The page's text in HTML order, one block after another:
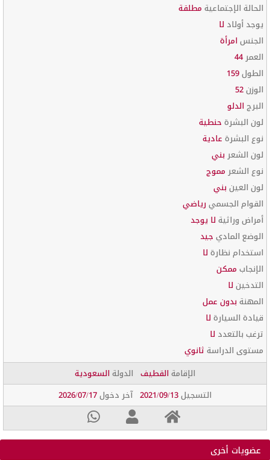
الحالة الإجتماعية مطلقة
يوجد أولاد لا
الجنسامرأة
العمر44
الطول159
الوزن52
البرجالدلو
لون البشرة حنطية
نوع البشرة عادية
لون الشعربني
نوع الشعر مموج
لون العينبني
القوام الجسميرياضي
أمراض وراثيةلا يوجد
الوضع المادي جيد
استخدام نظارةلا
الإنجاب ممكن
التدخينلا
المهنةبدون عمل
قيادة السيارةلا
ترغب بالتعدد لا
مستوى الدراسة ثانوي
الإقامةالقطيف الدولةالسعودية
التسجيل2021/09/13 آخر دخول2026/07/17
عضويات أخرى